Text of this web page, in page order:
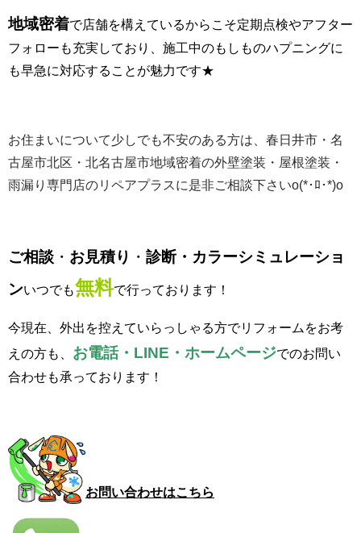
地域密着で店舗を構えているからこそ定期点検やアフター
フォローも充実しており、施工中のもしものハプニングに
も早急に対応することが魅力です★
お住まいについて少しでも不安のある方は、春日井市・名
古屋市北区・北名古屋市地域密着の外壁塗装・屋根塗装・
雨漏り専門店のリペアプラスに是非ご相談下さいo(*･ﾛ･*)o
ご相談 ・ お見積り ・ 診断・カラーシミュレーショ
ンいつでも無料で行っております！
今現在、外出を控えていらっしゃる方でリフォームをお考
えの方も、 お電話・LINE・ホームページでのお問い
合わせも承っております！
お問い合わせはこちら